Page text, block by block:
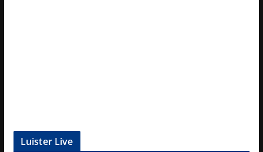
Luister Live